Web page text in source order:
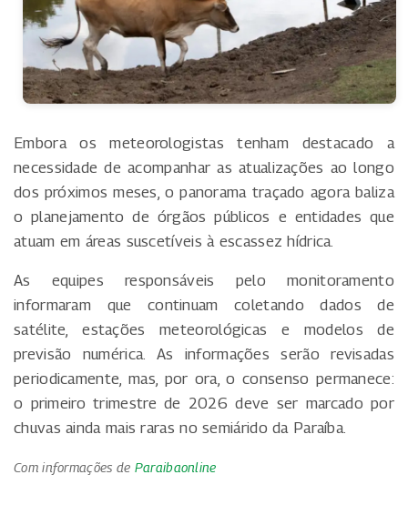
Embora os meteorologistas tenham destacado a
necessidade de acompanhar as atualizações ao longo
dos próximos meses, o panorama traçado agora baliza
o planejamento de órgãos públicos e entidades que
atuam em áreas suscetíveis à escassez hídrica.
As equipes responsáveis pelo monitoramento
informaram que continuam coletando dados de
satélite, estações meteorológicas e modelos de
previsão numérica. As informações serão revisadas
periodicamente, mas, por ora, o consenso permanece:
o primeiro trimestre de 2026 deve ser marcado por
chuvas ainda mais raras no semiárido da Paraíba.
Com informações de Paraibaonline